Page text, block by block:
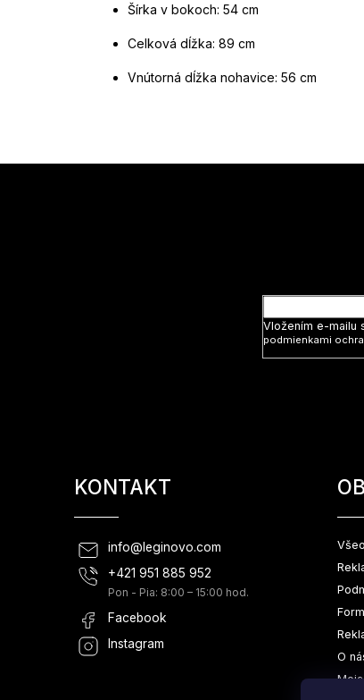
Šírka v bokoch: 54 cm
Celková dĺžka: 89 cm
Vnútorná dĺžka nohavice: 56 cm
Vložením e-mailu
podmienkami
KONTAKT
info@ leginovo.com
+421 951 885 952
Pon - Pia: 8:00 – 15:00 hod.
Facebook
Instagram
O